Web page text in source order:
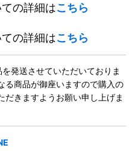
の詳細はこちら
の詳細はこちら
発送させていただいておりま
る商品が御座いますので購入の
だきますようお願い申し上げま